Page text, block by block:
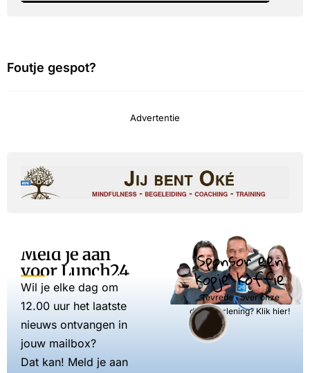
Foutje gespot?
Advertentie
Meld je aan
voor Lunch24
Wil je elke dag om
12.00 uur het laatste
nieuws ontvangen in
jouw mailbox?
Dat kan! Meld je aan
Sponsor een
kopje koffie
Tevreden over onze
dienstverlening? Klik hier!